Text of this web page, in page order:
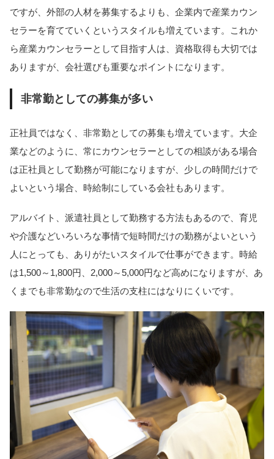
ですが、外部の人材を募集するよりも、企業内で産業カウン
セラーを育てていくというスタイルも増えています。これか
ら産業カウンセラーとして目指す人は、資格取得も大切では
ありますが、会社選びも重要なポイントになります。
非常勤としての募集が多い
正社員ではなく、非常勤としての募集も増えています。大企
業などのように、常にカウンセラーとしての相談がある場合
は正社員として勤務が可能になりますが、少しの時間だけで
よいという場合、時給制にしている会社もあります。
アルバイト、派遣社員として勤務する方法もあるので、育児
や介護などいろいろな事情で短時間だけの勤務がよいという
人にとっても、ありがたいスタイルで仕事ができます。時給
は1,500～1,800円、2,000～5,000円など高めになりますが、あ
くまでも非常勤なので生活の支柱にはなりにくいです。